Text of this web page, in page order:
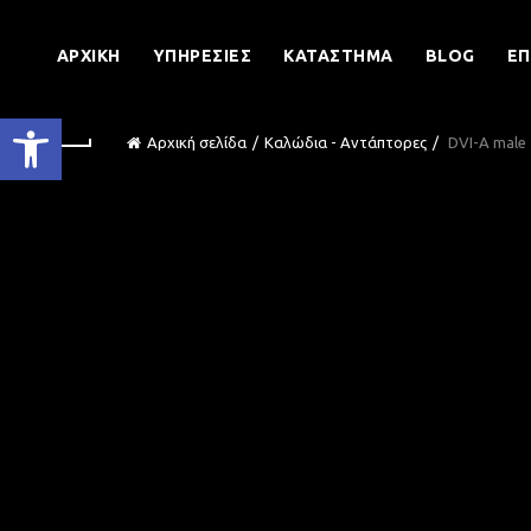
Ανοίξτε τη γραμμή εργαλείων
ΑΡΧΙΚΉ ΥΠΗΡΕΣΊΕΣ ΚΑΤΆΣΤΗΜΑ BLOG
Αρχική σελίδα Καλώδια - Αντάπτορες DVI-A male